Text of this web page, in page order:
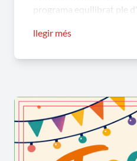
programa equilibrat ple
Preixens
harmònica, ideal per a
Quin és l'acte
germanor més
tota la comunitat a
encetar les
llegir més